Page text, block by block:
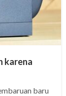
karena
baru